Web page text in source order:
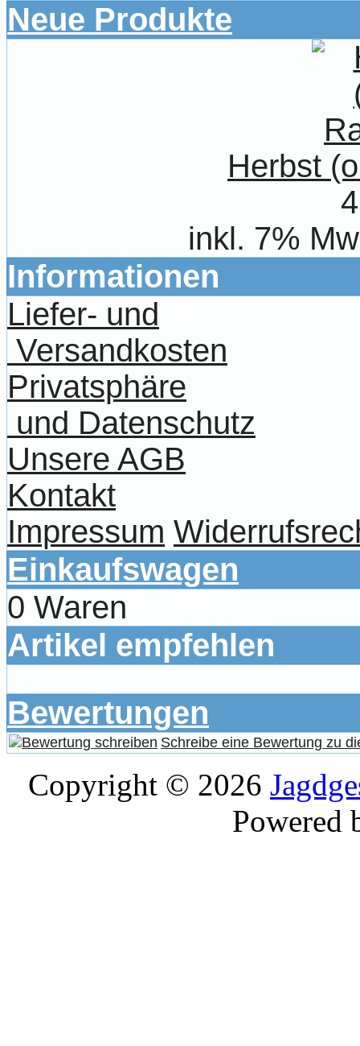
Neue Produkte
Herbst
inkl. 7%
Informationen
Liefer- und
Versandkosten
Privatsphäre
und Datenschutz
Unsere AGB
Kontakt
Impressum
Einkaufswagen
0 Waren
Artikel empfehlen
Bewertungen
Schreibe eine Bewertung zu
Copyright © 2026
Powered